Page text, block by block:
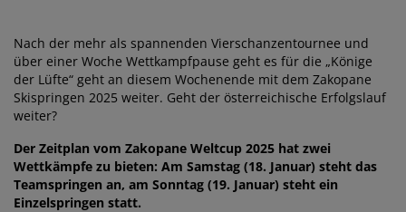
Nach der mehr als spannenden Vierschanzentournee und
über einer Woche Wettkampfpause geht es für die „Könige
der Lüfte“ geht an diesem Wochenende mit dem Zakopane
Skispringen 2025 weiter. Geht der österreichische Erfolgslauf
weiter?
Der Zeitplan vom Zakopane Weltcup 2025 hat zwei
Wettkämpfe zu bieten: Am Samstag (18. Januar) steht das
Teamspringen an, am Sonntag (19. Januar) steht ein
Einzelspringen statt.